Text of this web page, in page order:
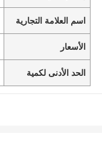
اسم العلامة التجارية
الأسعار
الحد الأدنى لكمية